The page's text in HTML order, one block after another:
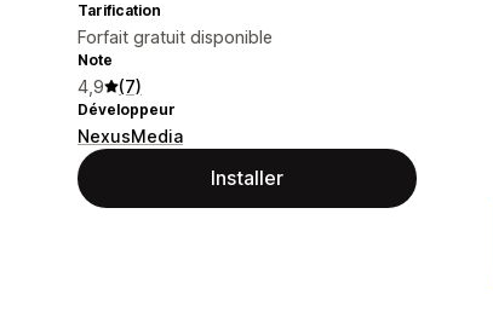
Tarification
Forfait gratuit disponible
Note
4,9 (7)
Développeur
NexusMedia
Installer